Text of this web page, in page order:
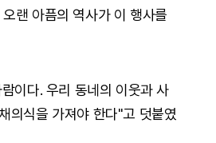
랜 아픔의 역사가 이 행사를
이다. 우리 동네의 이웃과 사
의식을 가져야 한다"고 덧붙였